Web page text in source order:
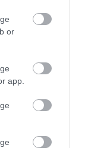
or
app.
bemutatja
hiphop és